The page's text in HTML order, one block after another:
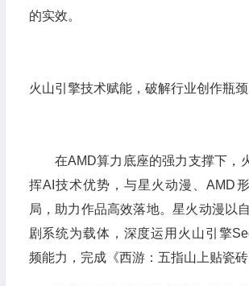
的实效。
火山引擎技术赋能，破解行业创作瓶颈
在AMD算力底座的强力支撑下，
挥AI技术优势，与星火动漫、AMD
局，助力作品高效落地。星火动漫以
剧系统为载体，深度运用火山引擎
频能力，完成《西游：五指山上贴瓷砖